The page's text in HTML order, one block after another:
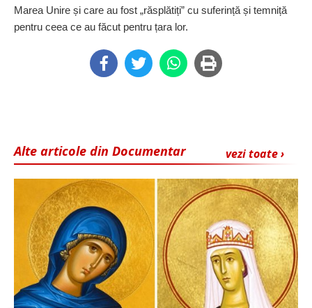
Marea Unire și care au fost „răsplătiți” cu suferință și temniță
pentru ceea ce au făcut pentru țara lor.
vezi toate ›
Alte articole din Documentar